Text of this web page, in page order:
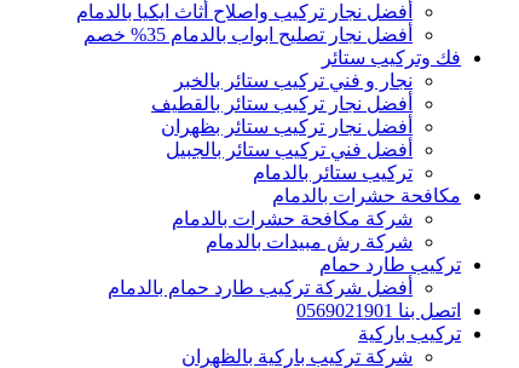
أفضل نجار تركيب واصلاح أثاث ايكيا بالدمام
أفضل نجار تصليح ابواب بالدمام 35% خصم
فك وتركيب ستائر
نجار و فني تركيب ستائر بالخبر
أفضل نجار تركيب ستائر بالقطيف
أفضل نجار تركيب ستائر بظهران
أفضل فني تركيب ستائر بالجبيل
تركيب ستائر بالدمام
مكافحة حشرات بالدمام
شركة مكافحة حشرات بالدمام
شركة رش مبيدات بالدمام
تركيب طارد حمام
أفضل شركة تركيب طارد حمام بالدمام
اتصل بنا 0569021901
تركيب باركية
شركة تركيب باركية بالظهران